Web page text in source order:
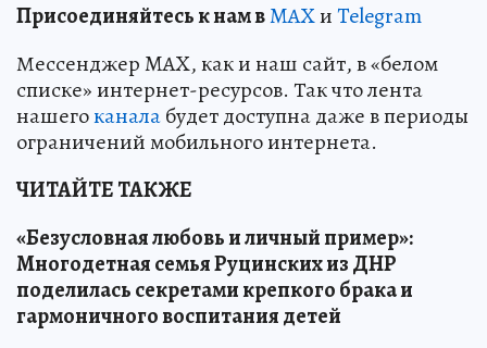
Присоединяйтесь к нам вMAXиTelegram
Мессенджер MAX, как и наш сайт, в «белом
списке» интернет-ресурсов. Так что лента
нашегоканалабудет доступна даже в периоды
ограничений мобильного интернета.
ЧИТАЙТЕ ТАКЖЕ
«Безусловная любовь и личный пример»:
Многодетная семья Руцинских из ДНР
поделилась секретами крепкого брака и
гармоничного воспитания детей